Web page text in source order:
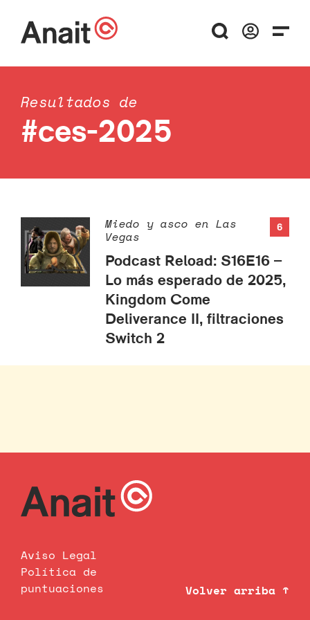
Resultados de
#ces-2025
6
Miedo y asco en Las
Vegas
Podcast Reload: S16E16 –
Lo más esperado de 2025,
Kingdom Come
Deliverance II, filtraciones
Switch 2
Aviso Legal
Política de
puntuaciones
Volver arriba ↑